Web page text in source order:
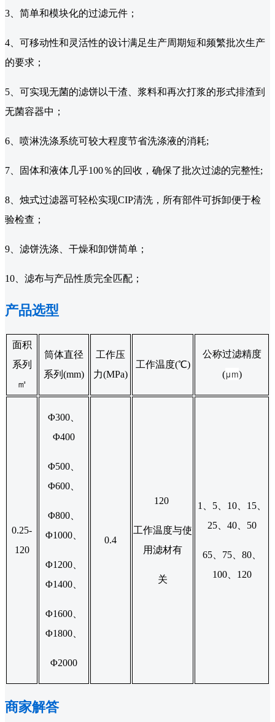
3、简单和模块化的过滤元件；
4、可移动性和灵活性的设计满足生产周期短和频繁批次生产
的要求；
5、可实现无菌的滤饼以干渣、浆料和再次打浆的形式排渣到
无菌容器中；
6、喷淋洗涤系统可较大程度节省洗涤液的消耗;
7、固体和液体几乎100％的回收，确保了批次过滤的完整性;
8、烛式过滤器可轻松实现CIP清洗，所有部件可拆卸便于检
验检查；
9、滤饼洗涤、干燥和卸饼简单；
10、滤布与产品性质完全匹配；
产品选型
面积
系列
㎡
筒体直径
系列(mm)
工作压
力(MPa)
工作温度(℃)
公称过滤精度
(μm)
0.25-
120
Φ300、
Φ400
Φ500、
Φ600、
Φ800、
Φ1000、
Φ1200、
Φ1400、
Φ1600、
Φ1800、
Φ2000
0.4
120
工作温度与使
用滤材有
关
1、5、10、15、
25、40、50
65、75、80、
100、120
商家解答